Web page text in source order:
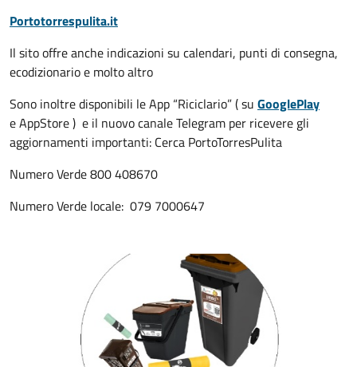
Portotorrespulita.it
Il sito offre anche indicazioni su calendari, punti di consegna,
ecodizionario e molto altro
Sono inoltre disponibili le App “Riciclario” ( su GooglePlay
e AppStore ) e il nuovo canale Telegram per ricevere gli
aggiornamenti importanti: Cerca PortoTorresPulita
Numero Verde 800 408670
Numero Verde locale: 079 7000647